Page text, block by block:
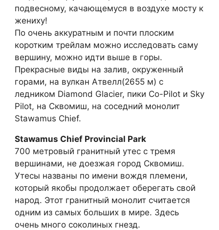
подвесному, качающемуся в воздухе мосту к
жениху!
По очень аккуратным и почти плоским
коротким трейлам можно исследовать саму
вершину, можно идти выше в горы.
Прекрасные виды на залив, окруженный
горами, на вулкан Атвелл(2655 м) с
ледником Diamond Glacier, пики Co-Pilot и Sky
Pilot, на Сквомиш, на соседний монолит
Stawamus Chief.
Stawamus Chief Provincial Park
700 метровый гранитный утес с тремя
вершинами, не доезжая город Сквомиш.
Утесы названы по имени вождя племени,
который якобы продолжает оберегать свой
народ. Этот гранитный монолит считается
одним из самых больших в мире. Здесь
очень много соколиных гнезд.